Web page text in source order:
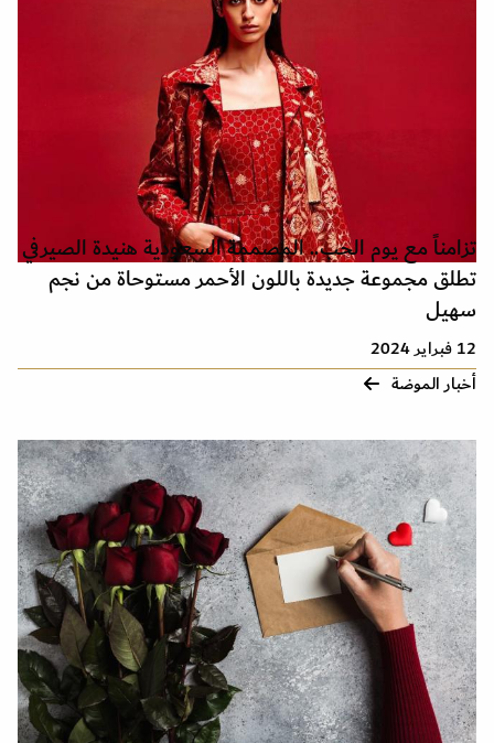
تزامناً مع يوم الحب.. المصممة السعودية هنيدة الصيرفي
تطلق مجموعة جديدة باللون الأحمر مستوحاة من نجم
سهيل
12 فبراير 2024
أخبار الموضة